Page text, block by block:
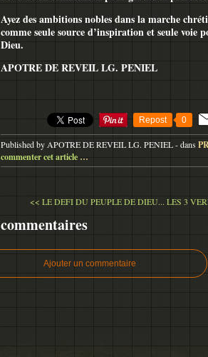
Ayez des ambitions nobles dans la marche
comme seule source d’inspiration et seule voie
Dieu.
APOTRE DE REVEIL LG. PENIEL
Repost 0
Published by APOTRE DE REVEIL LG. PENIEL-dans
commenter cet article …
<< LE DEFI DU PEUPLE DE DIEU... LES 3
commentaires
Ajouter un commentaire